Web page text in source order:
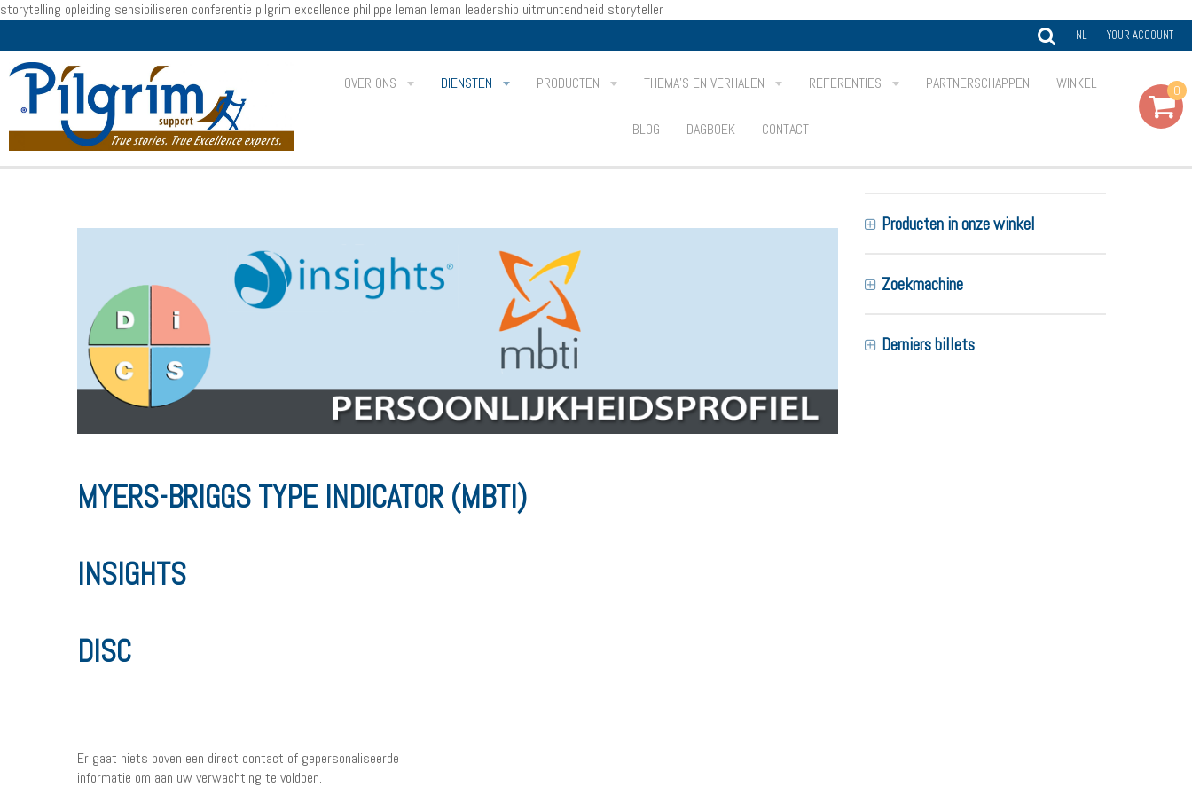
storytelling opleiding sensibiliseren conferentie pilgrim excellence philippe leman leman leadership uitmuntendheid storyteller
OVER ONS DIENSTEN PRODUCTEN THEMA'S EN VERHALEN REFERENTIES PARTNERSCHAPPEN WINKEL
BLOG DAGBOEK CONTACT
0
NL YOUR ACCOUNT
Persoonlijkheidsprofiel
MYERS-BRIGGS TYPE INDICATOR (MBTI)
INSIGHTS
DISC
Er gaat niets boven een direct contact of gepersonaliseerde
informatie om aan uw verwachting te voldoen.
Producten in onze winkel
Zoekmachine
Derniers billets